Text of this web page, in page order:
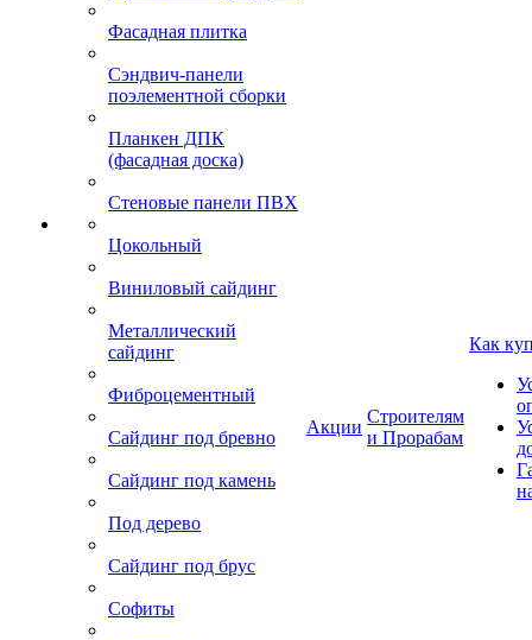
Фасадная плитка
Сэндвич-панели
поэлементной сборки
Планкен ДПК
(фасадная доска)
Стеновые панели ПВХ
Цокольный
Виниловый сайдинг
Металлический
сайдинг
Фиброцементный
Сайдинг под бревно
Сайдинг под камень
Под дерево
Сайдинг под брус
Софиты
Акции
Строителям
и Прорабам
Как